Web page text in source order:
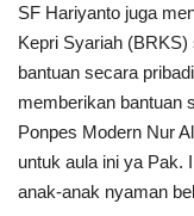
SF Hariyanto juga
Kepri Syariah
bantuan secara
memberikan bantuan
Ponpes Modern Nur
untuk aula ini ya Pak.
anak-anak nyaman